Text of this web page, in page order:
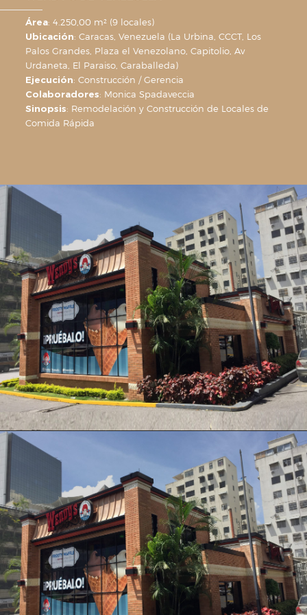
Área: 4.250,00 m² (9 locales)
Ubicación: Caracas, Venezuela (La Urbina, CCCT, Los
Palos Grandes, Plaza el Venezolano, Capitolio, Av
Urdaneta, El Paraiso, Caraballeda)
Ejecución: Construcción / Gerencia
Colaboradores: Monica Spadaveccia
Sinopsis: Remodelación y Construcción de Locales de
Comida Rápida